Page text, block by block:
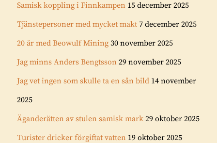
Samisk koppling i Finnkampen 15 december 2025
Tjänstepersoner med mycket makt 7 december 2025
20 år med Beowulf Mining 30 november 2025
Jag minns Anders Bengtsson 29 november 2025
Jag vet ingen som skulle ta en sån bild 14 november
2025
Äganderätten av stulen samisk mark 29 oktober 2025
Turister dricker förgiftat vatten 19 oktober 2025